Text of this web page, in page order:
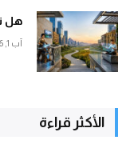
هل
آب 1, 2026
الأكثر قراءة